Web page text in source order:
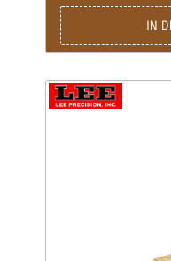
das Pulver von der
zerschneiden. Sie
der Rotor arbeitet.
gleichmäßigsten
der Pulverladung
einstellbare
Aluminium mit
eine gestochen
Die Mikrometerhülse
Teilung graviert und
Bei den meisten
1/10 Gran, perfekt
Pulverwechsel ist
leicht abnehmbaren
unbenutztes Pulver
IN